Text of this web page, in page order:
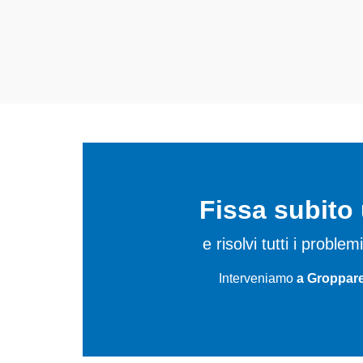
Fissa subito
e risolvi tutti i
Interveniamo a